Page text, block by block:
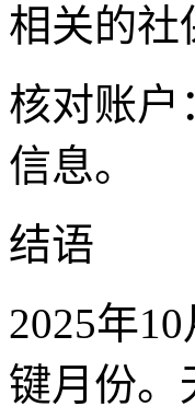
相关的社
核对账户
信息。
结语
2025年
键月份。